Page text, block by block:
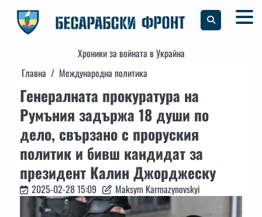
content
Хроники за войната в Украйна
Главна
Международна политика
Генералната прокуратура на
Румъния задържа 18 души по
дело, свързано с проруския
политик и бивш кандидат за
президент Калин Джорджеску
2025-02-28 15:09 Maksym Karmazynovskyi